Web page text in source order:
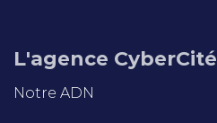
L'agence CyberCité
Notre ADN